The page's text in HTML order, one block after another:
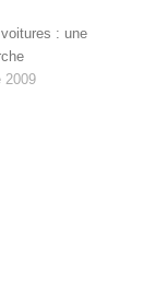
: une
2009